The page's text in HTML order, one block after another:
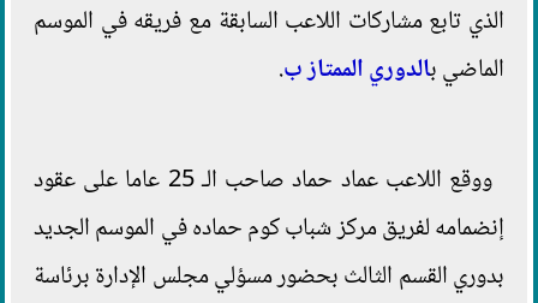
الذي تابع مشاركات اللاعب السابقة مع فريقه في الموسم
الماضي بالدوري الممتاز ب.
ووقع اللاعب عماد حماد صاحب الـ 25 عاما على عقود
إنضمامه لفريق مركز شباب كوم حماده في الموسم الجديد
بدوري القسم الثالث بحضور مسؤلي مجلس الإدارة برئاسة